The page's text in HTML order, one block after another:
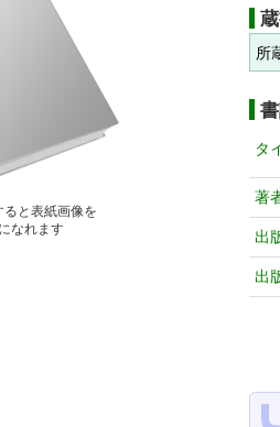
ると表紙画像を
なれます
所
タ
著
出
出